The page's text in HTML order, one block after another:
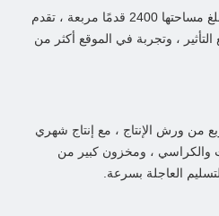
صالة عرض غير متصلة بالمشهد تبلغ مساحتها 2400 قدمًا مربعة ، تقدم
، وتجربة في الموقع أكثر من
على 6500 قدم مربع من ورش الإنتاج ، مع إنتاج شهري
والكراسي ، ومخزون كبير من
العاجلة بسرعة.